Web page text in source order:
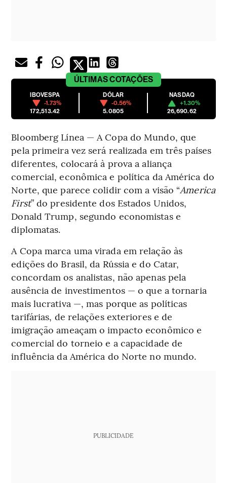
ÚLTIMASCOTAÇÕES
IBOVESPA
-1.73%
172,513.42
DÓLAR
-0.56%
5.0805
NASDAQ
+1.30%
26,690.62
Bloomberg Línea — A Copa do Mundo, que
pela primeira vez será realizada em três países
diferentes, colocará à prova a aliança
comercial, econômica e política da América do
Norte, que parece colidir com a visão “America
First” do presidente dos Estados Unidos,
Donald Trump, segundo economistas e
diplomatas.
A Copa marca uma virada em relação às
edições do Brasil, da Rússia e do Catar,
concordam os analistas, não apenas pela
ausência de investimentos — o que a tornaria
mais lucrativa —, mas porque as políticas
tarifárias, de relações exteriores e de
imigração ameaçam o impacto econômico e
comercial do torneio e a capacidade de
influência da América do Norte no mundo.
PUBLICIDADE